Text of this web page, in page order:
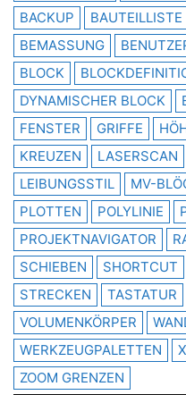
BACKUP
BAUTEILLISTE
BEMASSUNG
BLOCK
DYNAMISCHER BLOCK
FENSTER
GRIFFE
KREUZEN
LASERSCAN
LEIBUNGSSTIL
MV-
PLOTTEN
POLYLINIE
PROJEKTNAVIGATOR
SCHIEBEN
SHORTCUT
STRECKEN
TASTATUR
VOLUMENKÖRPER
WERKZEUGPALETTEN
ZOOM GRENZEN